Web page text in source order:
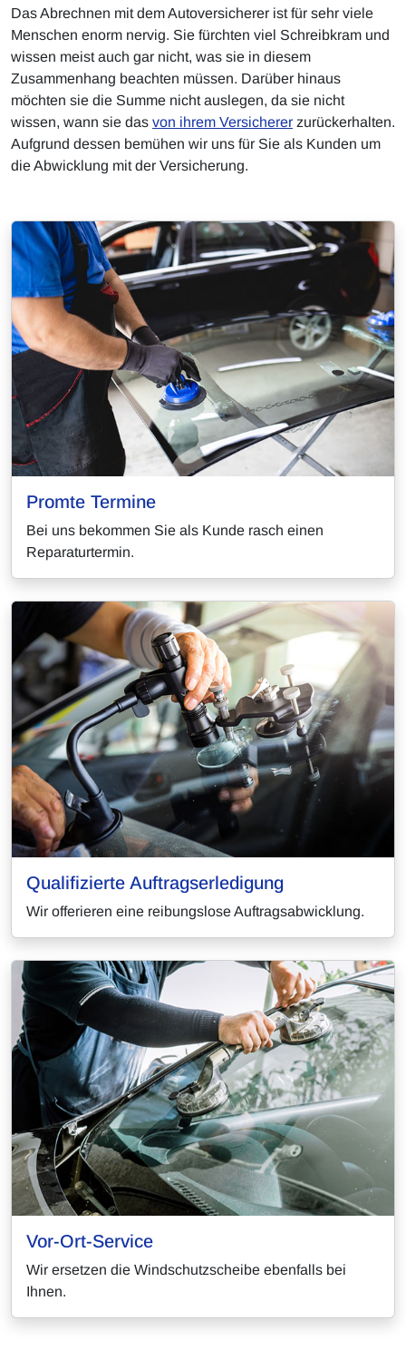
Das Abrechnen mit dem Autoversicherer ist für sehr viele
Menschen enorm nervig. Sie fürchten viel Schreibkram und
wissen meist auch gar nicht, was sie in diesem
Zusammenhang beachten müssen. Darüber hinaus
möchten sie die Summe nicht auslegen, da sie nicht
wissen, wann sie das von ihrem Versicherer zurückerhalten.
Aufgrund dessen bemühen wir uns für Sie als Kunden um
die Abwicklung mit der Versicherung.
Promte Termine
Bei uns bekommen Sie als Kunde rasch einen
Reparaturtermin.
Qualifizierte Auftragserledigung
Wir offerieren eine reibungslose Auftragsabwicklung.
Vor-Ort-Service
Wir ersetzen die Windschutzscheibe ebenfalls bei
Ihnen.